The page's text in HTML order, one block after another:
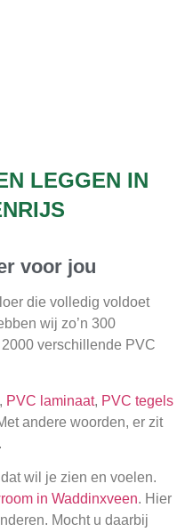
LEGGEN IN
voor jou
die volledig voldoet
wij zo’n 300
verschillende PVC
, PVC laminaat, PVC tegels
andere woorden, er zit
wil je zien en voelen.
in Waddinxveen. Hier
Mocht u daarbij